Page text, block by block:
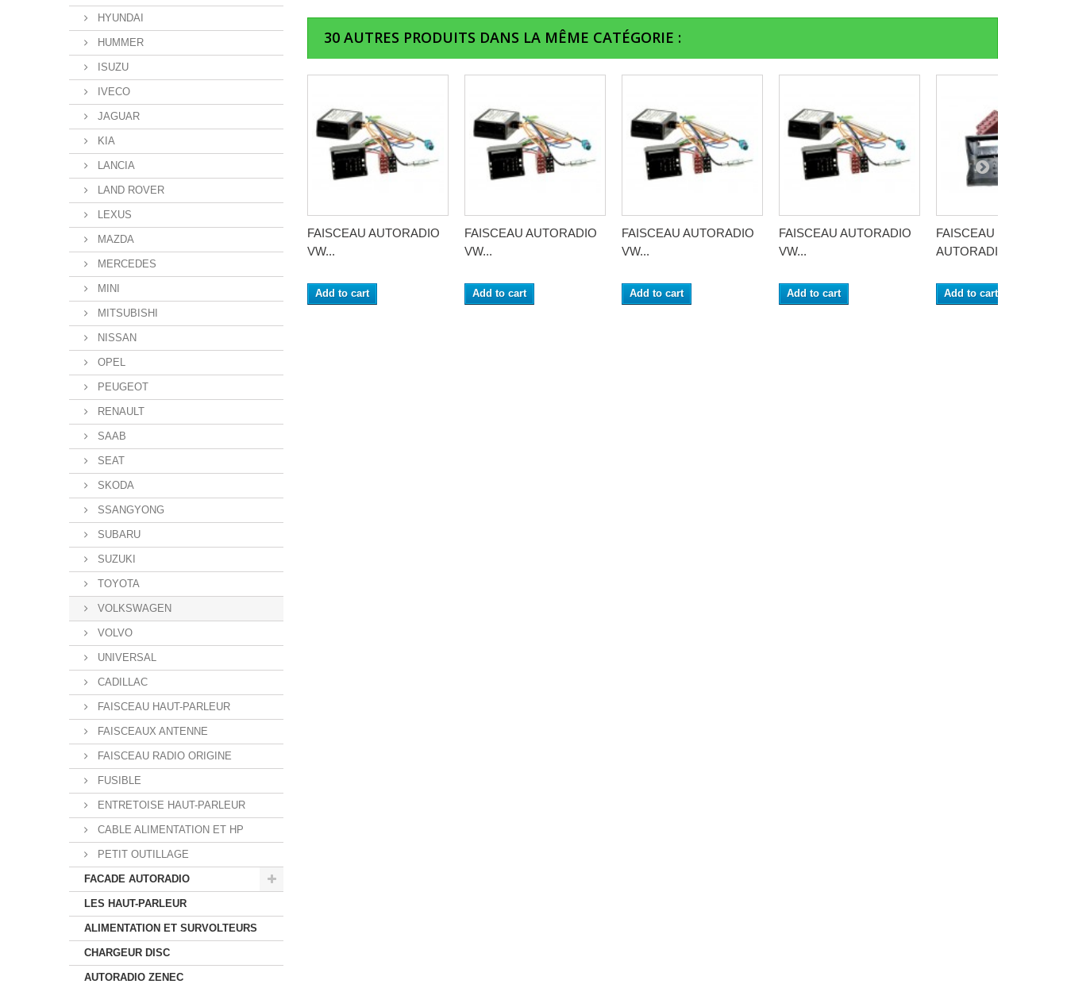
HYUNDAI
HUMMER
ISUZU
IVECO
JAGUAR
KIA
LANCIA
LAND ROVER
LEXUS
MAZDA
MERCEDES
MINI
MITSUBISHI
NISSAN
OPEL
PEUGEOT
RENAULT
SAAB
SEAT
SKODA
SSANGYONG
SUBARU
SUZUKI
TOYOTA
VOLKSWAGEN
VOLVO
UNIVERSAL
CADILLAC
FAISCEAU HAUT-PARLEUR
FAISCEAUX ANTENNE
FAISCEAU RADIO ORIGINE
FUSIBLE
ENTRETOISE HAUT-PARLEUR
CABLE ALIMENTATION ET HP
PETIT OUTILLAGE
FACADE AUTORADIO
LES HAUT-PARLEUR
ALIMENTATION ET SURVOLTEURS
CHARGEUR DISC
AUTORADIO ZENEC
30 AUTRES PRODUITS DANS LA MÊME CATÉGORIE :
FAISCEAU AUTORADIO
VW...
Add to cart
FAISCEAU AUTORADIO
VW...
Add to cart
FAISCEAU AUTORADIO
VW...
Add to cart
FAISCEAU AUTORADIO
VW...
Add to cart
FAISCEAU
AUTORADIO...
Add to cart